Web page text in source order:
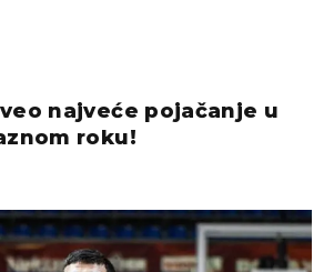
najveće pojačanje u
roku!